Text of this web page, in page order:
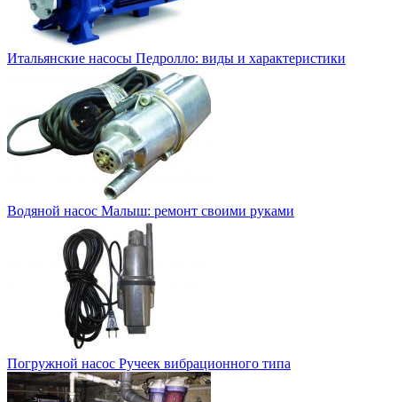
Итальянские насосы Педролло: виды и характеристики
Водяной насос Малыш: ремонт своими руками
Погружной насос Ручеек вибрационного типа